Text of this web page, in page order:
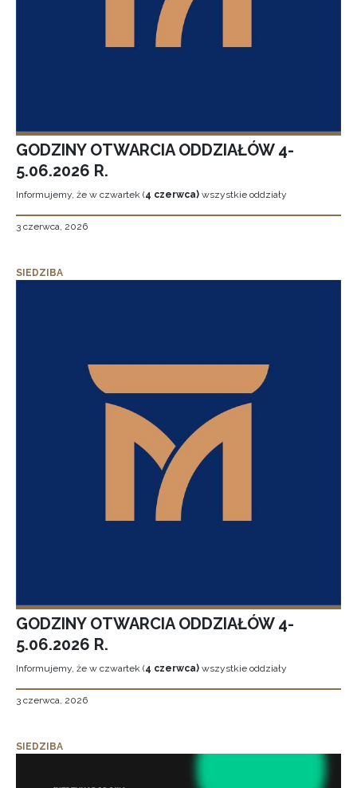
GODZINY OTWARCIA ODDZIAŁÓW 4-
5.06.2026 R.
Informujemy, że w czwartek (4 czerwca) wszystkie oddziały
3 czerwca, 2026
SIEDZIBA
GODZINY OTWARCIA ODDZIAŁÓW 4-
5.06.2026 R.
Informujemy, że w czwartek (4 czerwca) wszystkie oddziały
3 czerwca, 2026
SIEDZIBA